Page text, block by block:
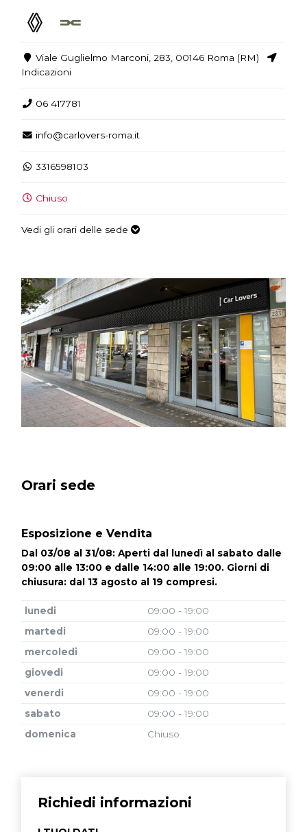
Viale Guglielmo Marconi, 283, 00146 Roma (RM)
Indicazioni
06 417781
info@carlovers-roma.it
3316598103
Chiuso
Vedi gli orari delle sede
Orari sede
Esposizione e Vendita
Dal 03/08 al 31/08: Aperti dal lunedì al sabato dalle
09:00 alle 13:00 e dalle 14:00 alle 19:00. Giorni di
chiusura: dal 13 agosto al 19 compresi.
lunedi
09:00 - 19:00
martedi
09:00 - 19:00
mercoledi
09:00 - 19:00
giovedi
09:00 - 19:00
venerdi
09:00 - 19:00
sabato
09:00 - 19:00
domenica
Chiuso
Richiedi informazioni